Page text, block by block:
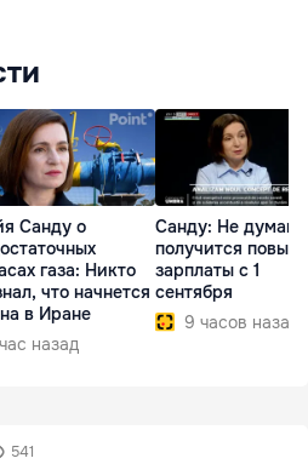
Санду о
газа: Никто
что начнется
в Иране
час назад
Санду: Не думаю,
получится
зарплаты с 1
сентября
9 часов назад
541